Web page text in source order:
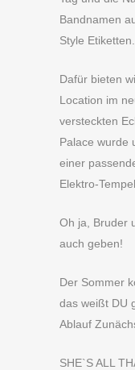
Bandnamen
Style Etiketten.
Dafür bieten
Location im
versteckten
Palace wurde
einer
Elektro-
Oh ja, Bruder
auch geben!
Der Sommer
das weißt DU
Ablauf
SHE`S ALL